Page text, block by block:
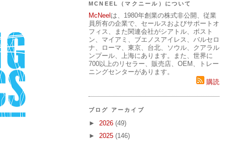
MCNEEL（マクニール）について
McNeel は、1980年創業の株式非公開、従業
員所有の企業で、セールスおよびサポートオ
フィス、また関連会社がシアトル、ボスト
ン、マイアミ、ブエノスアイレス、バルセロ
ナ、ローマ、東京、台北、ソウル、クアラル
ンプール、上海にあります。また、世界に
700以上のリセラー、販売店、OEM、トレー
ニングセンターがあります。
購読
ブログ アーカイブ
► 2026 (49)
► 2025 (146)